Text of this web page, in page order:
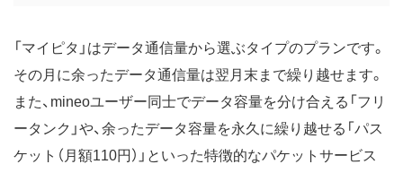
「マイピタ」はデータ通信量から選ぶタイプのプランです。
その月に余ったデータ通信量は翌月末まで繰り越せます。
また、mineoユーザー同士でデータ容量を分け合える「フリ
ータンク」や、余ったデータ容量を永久に繰り越せる「パス
ケット（月額110円）」といった特徴的なパケットサービス